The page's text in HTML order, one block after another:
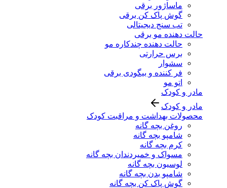
ماساژور برقی
گوش پاک کن برقی
تب سنج دیجیتالی
حالت دهنده مو برقی
حالت دهنده چندکاره مو
برس حرارتی
سشوار
فر کننده و بیگودی برقی
اتو مو
مادر و کودک
مادر و کودک
محصولات بهداشت و مراقبت کودک
روغن بچه گانه
شامپو بچه گانه
کرم بچه گانه
مسواک و خمیردندان بچه گانه
لوسیون بچه گانه
شامپو بدن بچه گانه
گوش پاک کن بچه گانه